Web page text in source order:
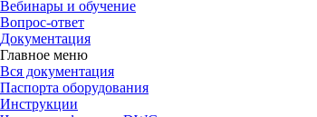
Вебинары и обучение
Вопрос-ответ
Документация
Главное меню
Вся документация
Паспорта оборудования
Инструкции